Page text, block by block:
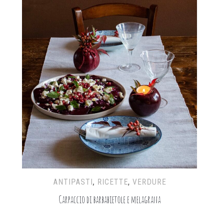
ANTIPASTI, RICETTE, VERDURE
Carpaccio di barbabietole e melagrana